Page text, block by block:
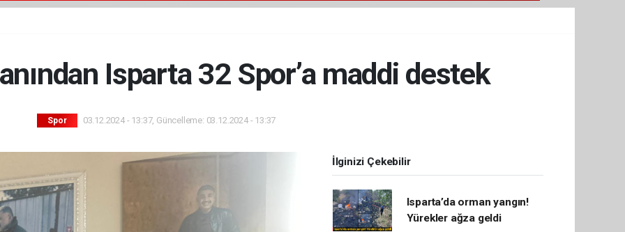
Isparta 32 Spor’a maddi destek
Spor 03.12.2024 - 13:37, Güncelleme: 03.12.2024 - 13:37
İlginizi Çekebilir
Isparta’da orman yangın!
Yürekler ağza geldi